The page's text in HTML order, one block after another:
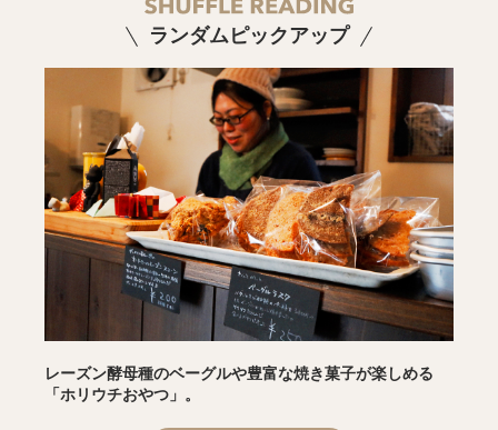
ランダムピックアップ
レーズン酵母種のベーグルや豊富な焼き菓子が楽しめる
「ホリウチおやつ」。